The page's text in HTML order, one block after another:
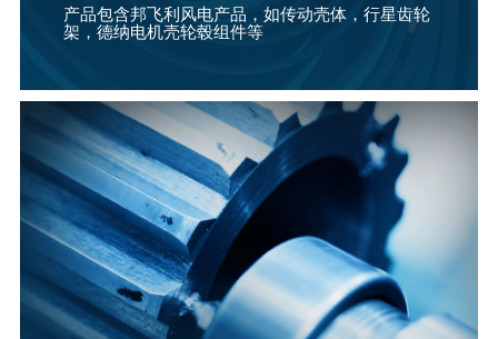
产品包含邦飞利风电产品，如传动壳体，行星齿轮
架，德纳电机壳轮毂组件等